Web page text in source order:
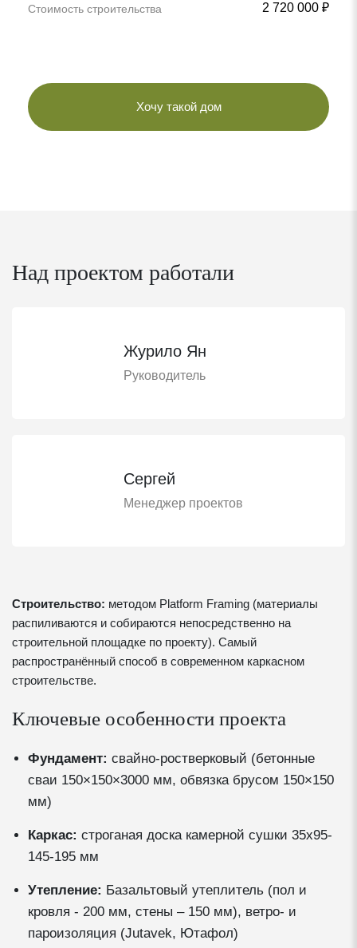
Стоимость строительства 2 720 000 ₽
Хочу такой дом
Над проектом работали
Журило Ян
Руководитель
Сергей
Менеджер проектов
Строительство: методом Platform Framing (материалы
распиливаются и собираются непосредственно на
строительной площадке по проекту). Самый
распространённый способ в современном каркасном
строительстве.
Ключевые особенности проекта
Фундамент: свайно-ростверковый (бетонные
сваи 150×150×3000 мм, обвязка брусом 150×150
мм)
Каркас: строганая доска камерной сушки 35х95-
145-195 мм
Утепление: Базальтовый утеплитель (пол и
кровля - 200 мм, стены – 150 мм), ветро- и
пароизоляция (Jutavek, Ютафол)